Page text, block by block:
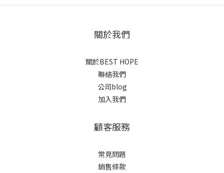
關於我們
關於BEST HOPE
聯絡我們
公司blog
加入我們
顧客服務
常見問題
銷售條款